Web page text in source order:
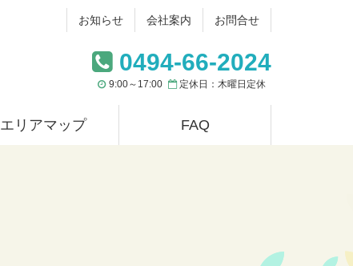
0494-66-2024
9:00～17:00 定休日：木曜日定休
お知らせ 会社案内 お問合せ
エリアマップ FAQ